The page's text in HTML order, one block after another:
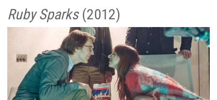
Ruby Sparks(2012)